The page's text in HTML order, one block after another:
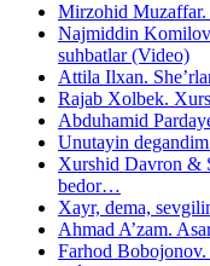
Mirzohid Muzaffar.
Najmiddin
suhbatlar (Video)
Attila Ilxan.
Rajab Xolbek.
Abduhamid
Unutayin
Xurshid Davron &
bedor…
Xayr, dema,
Ahmad A’zam.
Farhod